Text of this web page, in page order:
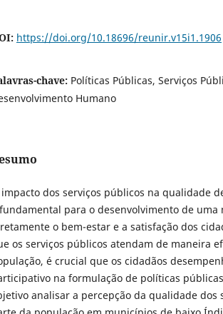
https://doi.org/10.18696/reunir.v15i1.1906
chave: Políticas Públicas, Serviços
Humano
dos serviços públicos na qualidade
para o desenvolvimento de uma
o bem-estar e a satisfação dos
os serviços públicos atendam de maneira
é crucial que os cidadãos
na formulação de políticas
analisar a percepção da qualidade dos